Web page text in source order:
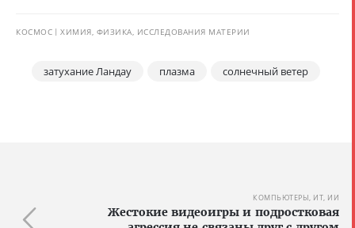
КОСМОС ХИМИЯ, ФИЗИКА, ИССЛЕДОВАНИЯ МАТЕРИИ
затухание Ландау плазма солнечный ветер
КОМПЬЮТЕРЫ, ИТ, ИИ
Жестокие видеоигры и подростковая